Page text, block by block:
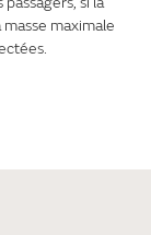
maximale